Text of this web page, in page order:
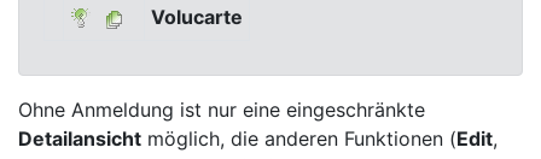
Volucarte
Ohne Anmeldung ist nur eine eingeschränkte
Detailansicht möglich, die anderen Funktionen (Edit,